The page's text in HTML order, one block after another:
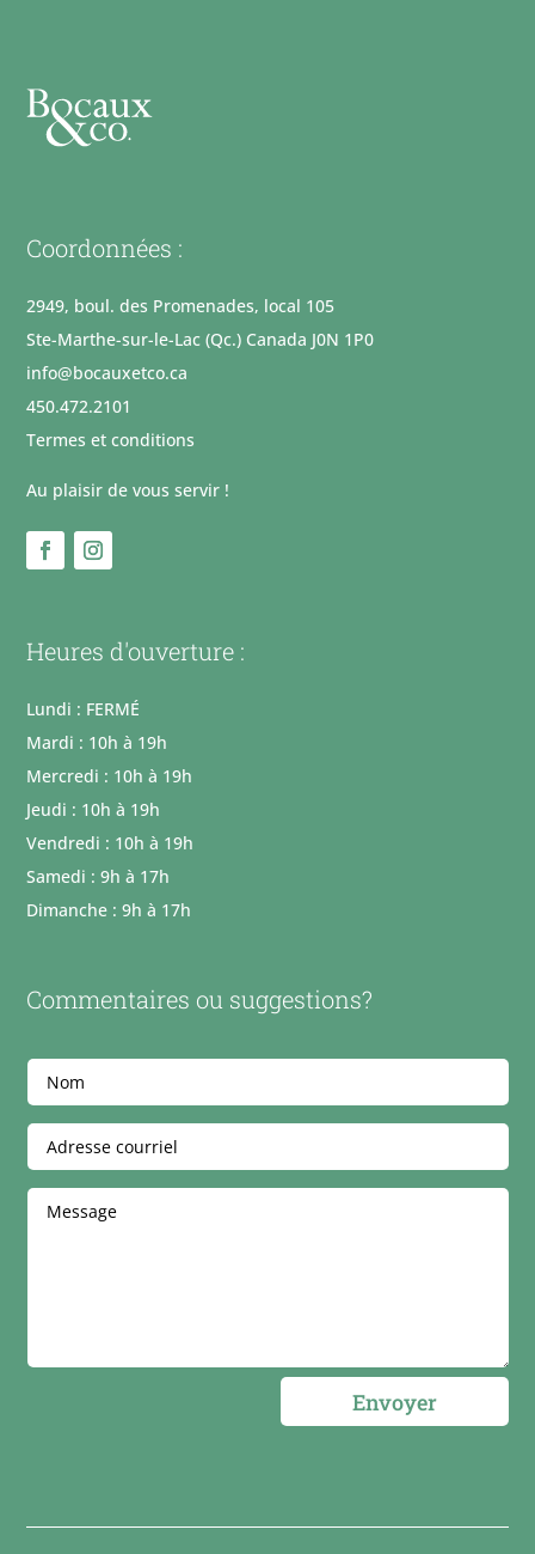
Coordonnées :
2949, boul. des Promenades, local 105
Ste-Marthe-sur-le-Lac (Qc.) Canada J0N 1P0
info@bocauxetco.ca
450.472.2101
Termes et conditions
Au plaisir de vous servir !
Heures d'ouverture :
Lundi : FERMÉ
Mardi : 10h à 19h
Mercredi : 10h à 19h
Jeudi : 10h à 19h
Vendredi : 10h à 19h
Samedi : 9h à 17h
Dimanche : 9h à 17h
Commentaires ou suggestions?
Envoyer